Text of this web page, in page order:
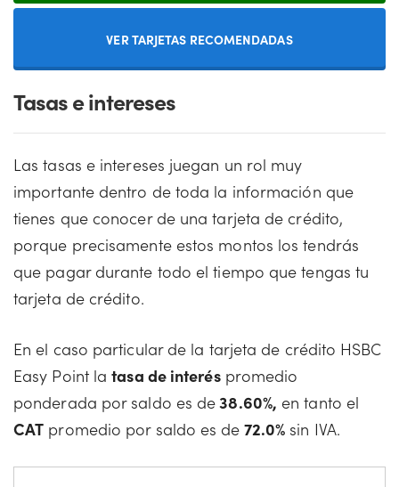
VER TARJETAS RECOMENDADAS
Tasas e intereses
Las tasas e intereses juegan un rol muy
importante dentro de toda la información que
tienes que conocer de una tarjeta de crédito,
porque precisamente estos montos los tendrás
que pagar durante todo el tiempo que tengas tu
tarjeta de crédito.
En el caso particular de la tarjeta de crédito HSBC
Easy Point latasa de interéspromedio
ponderada por saldo es de38.60%, en tanto el
CAT promedio por saldo es de 72.0% sin IVA.